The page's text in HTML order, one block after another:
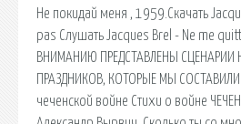
Не покидай меня , 1959.Скачать
pas Слушать Jacques Brel - Ne me
ВНИМАНИЮ ПРЕДСТАВЛЕНЫ СЦЕНАРИИ
ПРАЗДНИКОВ, КОТОРЫЕ МЫ
чеченской войне Стихи о войне